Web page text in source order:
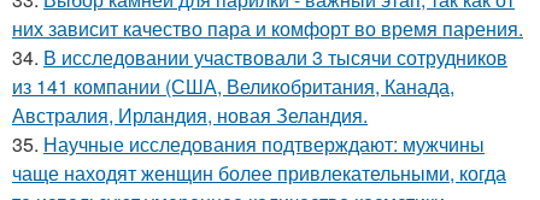
них зависит качество пара и комфорт во время парения.
34. В исследовании участвовали 3 тысячи сотрудников
из 141 компании (США, Великобритания, Канада,
Австралия, Ирландия, новая Зеландия.
35. Научные исследования подтверждают: мужчины
чаще находят женщин более привлекательными, когда